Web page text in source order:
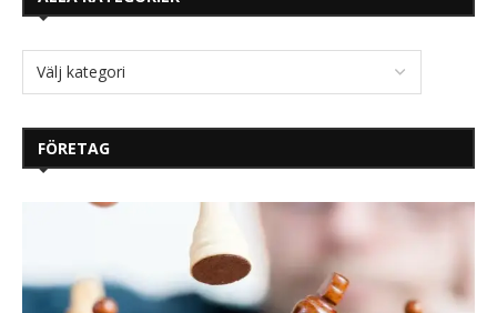
FÖRETAG